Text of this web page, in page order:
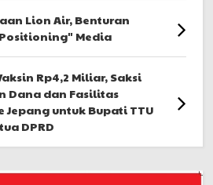
Lion Air, Benturan
Media
Rp4,2 Miliar, Saksi
Dana dan Fasilitas
Jepang untuk Bupati TTU
DPRD